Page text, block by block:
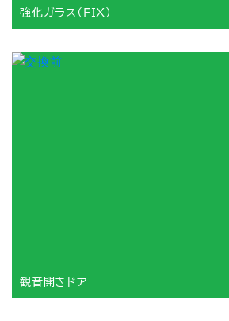
強化ガラス（FIX）
観音開きドア